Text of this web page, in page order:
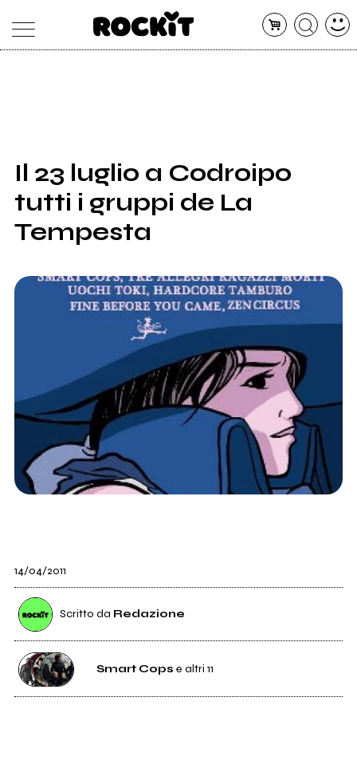
SHOP
RADIO
Il 23 luglio a Codroipo
tutti i gruppi de La
Tempesta
14/04/2011
Scritto da Redazione
Smart Cops e altri 11